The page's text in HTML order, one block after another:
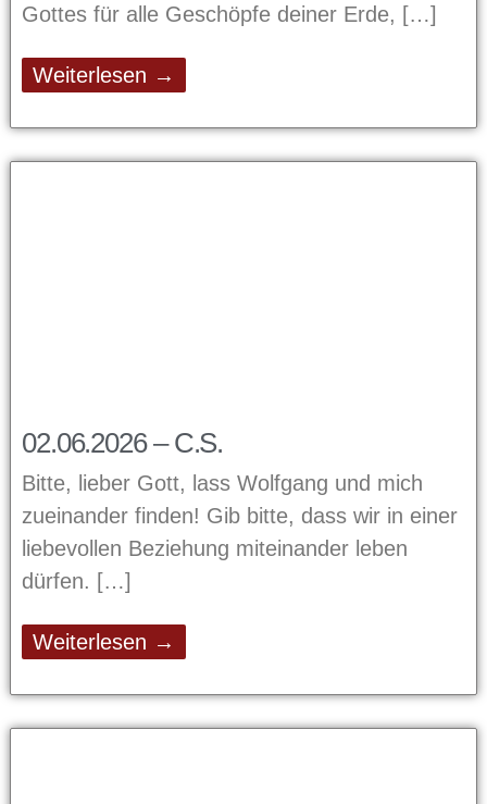
Gottes für alle Geschöpfe deiner Erde,
Weiterlesen →
02.06.2026 – C.S.
Bitte, lieber Gott, lass Wolfgang und mich
zueinander finden! Gib bitte, dass wir in einer
liebevollen Beziehung miteinander leben
dürfen.
Weiterlesen →